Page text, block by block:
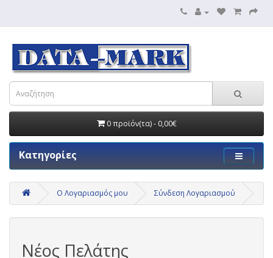
0 προϊόν(τα) - 0,00€
Κατηγορίες
O Λογαριασμός μου Σύνδεση Λογαριασμού
Νέος Πελάτης